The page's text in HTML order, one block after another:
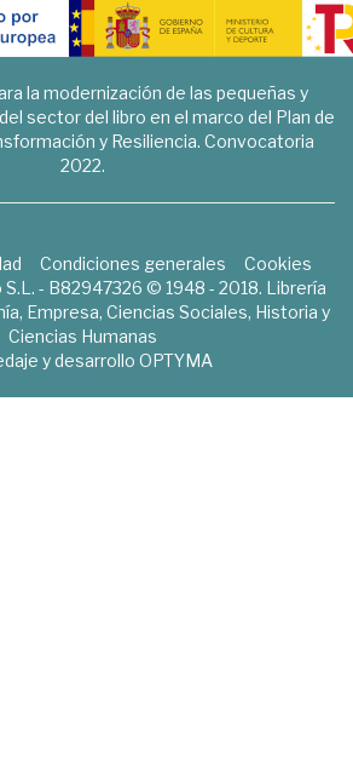
la modernización de las pequeñas y
sector del libro en el marco del Plan de
y Resiliencia. Convocatoria
2022.
Condiciones generales
Cookies
- B82947326 © 1948 - 2018. Librería
Empresa, Ciencias Sociales, Historia y
Ciencias Humanas
y desarrollo OPTYMA